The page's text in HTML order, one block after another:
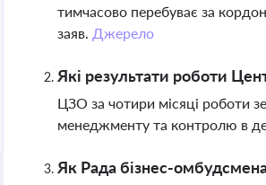
тимчасово перебуває за
заяв. Джерело
Які результати роботи
ЦЗО за чотири місяці роботи
менеджменту та контролю в
Як Рада бізнес-